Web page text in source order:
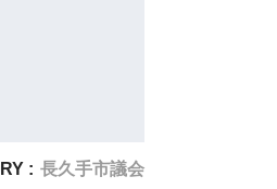
: 長久手市議会